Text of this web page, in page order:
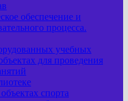
обеспечение и
процесса.
учебных
для проведения
спорта